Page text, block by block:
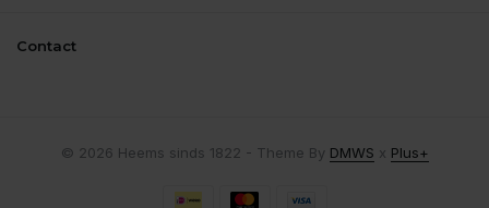
Contact
© 2026 Heems sinds 1822 - Theme By DMWS x Plus+